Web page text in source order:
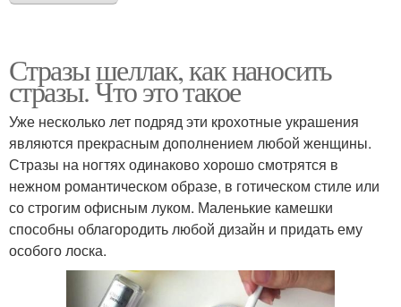
Стразы шеллак, как наносить
стразы. Что это такое
Уже несколько лет подряд эти крохотные украшения
являются прекрасным дополнением любой женщины.
Стразы на ногтях одинаково хорошо смотрятся в
нежном романтическом образе, в готическом стиле или
со строгим офисным луком. Маленькие камешки
способны облагородить любой дизайн и придать ему
особого лоска.